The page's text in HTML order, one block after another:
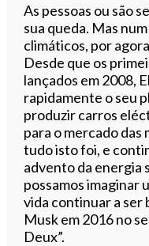
As pessoas ou são
sua queda. Mas
climáticos, por
Desde que os
lançados em 2008,
rapidamente o seu
produzir carros
para o mercado das
tudo isto foi, e
advento da energia
possamos imaginar
vida continuar a ser
Musk em 2016 no
Deux”.